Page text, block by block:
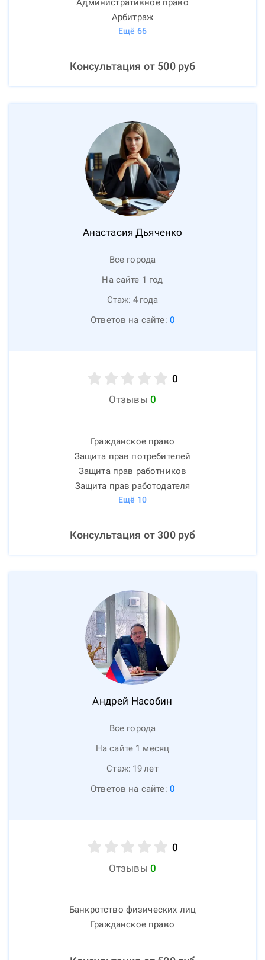
Административное право
Арбитраж
Ещё 66
Консультация от 500руб
Анастасия Дьяченко
Все города
На сайте 1 год
Стаж: 4 года
Ответов на сайте: 0
0
Отзывы 0
Гражданское право
Защита прав потребителей
Защита прав работников
Защита прав работодателя
Ещё 10
Консультация от300руб
Андрей Насобин
Все города
На сайте 1 месяц
Стаж: 19лет
Ответов на сайте: 0
0
Отзывы 0
Банкротство физических лиц
Гражданское право